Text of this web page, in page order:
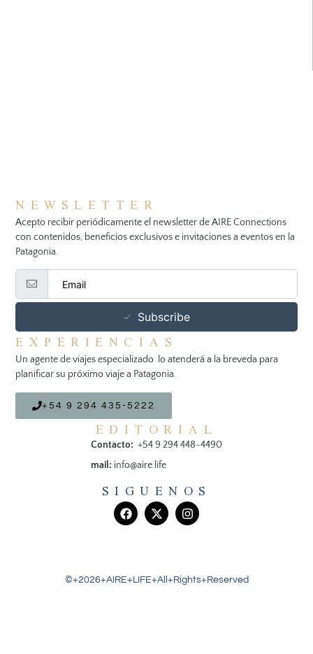
NEWSLETTER
Acepto recibir periódicamente el newsletter de AIRE Connections
con contenidos, beneficios exclusivos e invitaciones a eventos en la
Patagonia.
Subscribe
EXPERIENCIAS
Un agente de viajes especializado lo atenderá a la breveda para
planificar su próximo viaje a Patagonia.
+54 9 294 435-5222
EDITORIAL
Contacto: +54 9 294 448-4490
mail: info@aire.life
SIGUENOS
©+2026+AIRE+LIFE+All+Rights+Reserved